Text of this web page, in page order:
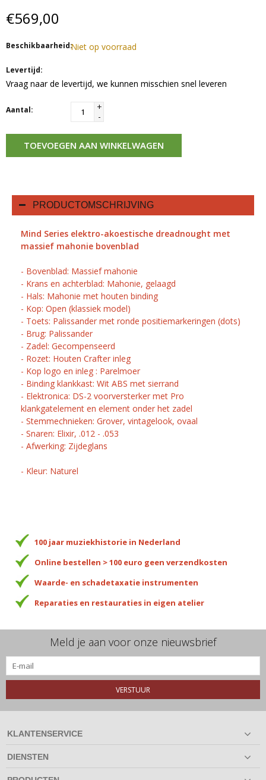
€569,00
Beschikbaarheid:Niet op voorraad
Levertijd:
Vraag naar de levertijd, we kunnen misschien snel leveren
Aantal:
+
-
TOEVOEGEN AAN WINKELWAGEN
PRODUCTOMSCHRIJVING
Mind Series elektro-akoestische dreadnought met
massief mahonie bovenblad
- Bovenblad: Massief mahonie
- Krans en achterblad: Mahonie, gelaagd
- Hals: Mahonie met houten binding
- Kop: Open (klassiek model)
- Toets: Palissander met ronde positiemarkeringen (dots)
- Brug: Palissander
- Zadel: Gecompenseerd
- Rozet: Houten Crafter inleg
- Kop logo en inleg : Parelmoer
- Binding klankkast: Wit ABS met sierrand
- Elektronica: DS-2 voorversterker met Pro
klankgatelement en element onder het zadel
- Stemmechnieken: Grover, vintagelook, ovaal
- Snaren: Elixir, .012 - .053
- Afwerking: Zijdeglans
- Kleur: Naturel
100 jaar muziekhistorie in Nederland
Online bestellen > 100 euro geen verzendkosten
Waarde- en schadetaxatie instrumenten
Reparaties en restauraties in eigen atelier
Meld je aan voor onze nieuwsbrief
VERSTUUR
KLANTENSERVICE
DIENSTEN